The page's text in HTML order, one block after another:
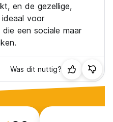
en de gezellige,
voor
een sociale maar
Was dit nuttig?